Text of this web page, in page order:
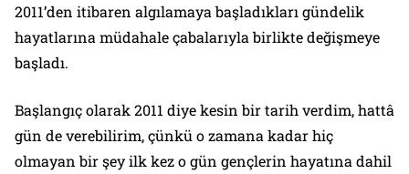
2011’den itibaren algılamaya başladıkları gündelik
hayatlarına müdahale çabalarıyla birlikte değişmeye
başladı.
Başlangıç olarak 2011 diye kesin bir tarih verdim, hattâ
gün de verebilirim, çünkü o zamana kadar hiç
olmayan bir şey ilk kez o gün gençlerin hayatına dahil